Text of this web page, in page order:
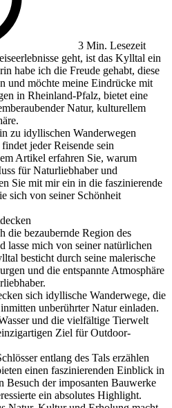
3 Min. Lesezeit
geht, ist das Kylltal ein
habe ich die Freude gehabt, diese
und möchte meine Eindrücke mit
in Rheinland-Pfalz, bietet eine
Natur, kulturellem
zu idyllischen Wanderwegen
jeder Reisende sein
Artikel erfahren Sie, warum
für Naturliebhaber und
Sie mit mir ein in die faszinierende
sich von seiner Schönheit
die bezaubernde Region des
mich von seiner natürlichen
besticht durch seine malerische
und die entspannte Atmosphäre
sich idyllische Wanderwege, die
unberührter Natur einladen.
und die vielfältige Tierwelt
Ziel für Outdoor-
entlang des Tals erzählen
einen faszinierenden Einblick in
Besuch der imposanten Bauwerke
ein absolutes Highlight.